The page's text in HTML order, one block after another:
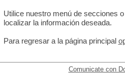
Utilice nuestro menú de secciones
localizar la información deseada.
Para regresar a la página principal
Comunicate con